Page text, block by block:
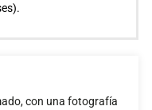
con una fotografía